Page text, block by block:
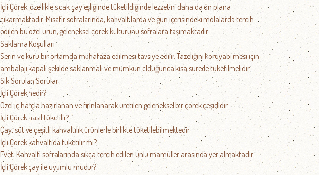
İçli Çörek, özellikle sıcak çay eşliğinde tüketildiğinde lezzetini daha da ön plana
çıkarmaktadır. Misafir sofralarında, kahvaltılarda ve gün içerisindeki molalarda tercih
edilen bu özel ürün, geleneksel çörek kültürünü sofralara taşımaktadır.
Saklama Koşulları
Serin ve kuru bir ortamda muhafaza edilmesi tavsiye edilir. Tazeliğini koruyabilmesi için
ambalajı kapalı şekilde saklanmalı ve mümkün olduğunca kısa sürede tüketilmelidir.
Sık Sorulan Sorular
İçli Çörek nedir?
Özel iç harçla hazırlanan ve fırınlanarak üretilen geleneksel bir çörek çeşididir.
İçli Çörek nasıl tüketilir?
Çay, süt ve çeşitli kahvaltılık ürünlerle birlikte tüketilebilmektedir.
İçli Çörek kahvaltıda tüketilir mi?
Evet. Kahvaltı sofralarında sıkça tercih edilen unlu mamuller arasında yer almaktadır.
İçli Çörek çay ile uyumlu mudur?